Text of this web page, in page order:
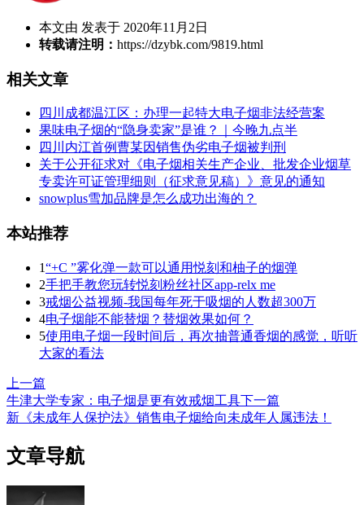
本文由 发表于 2020年11月2日
转载请注明： https://dzybk.com/9819.html
相关文章
四川成都温江区：办理一起特大电子烟非法经营案
果味电子烟的“隐身卖家”是谁？｜今晚九点半
四川内江首例曹某因销售伪劣电子烟被判刑
关于公开征求对《电子烟相关生产企业、批发企业烟草
专卖许可证管理细则（征求意见稿）》意见的通知
snowplus雪加品牌是怎么成功出海的？
本站推荐
1“+C ”雾化弹一款可以通用悦刻和柚子的烟弹
2手把手教您玩转悦刻粉丝社区app-relx me
3戒烟公益视频-我国每年死于吸烟的人数超300万
4电子烟能不能替烟？替烟效果如何？
5使用电子烟一段时间后，再次抽普通香烟的感觉，听听
大家的看法
上一篇
牛津大学专家：电子烟是更有效戒烟工具下一篇
新《未成年人保护法》销售电子烟给向未成年人属违法！
文章导航